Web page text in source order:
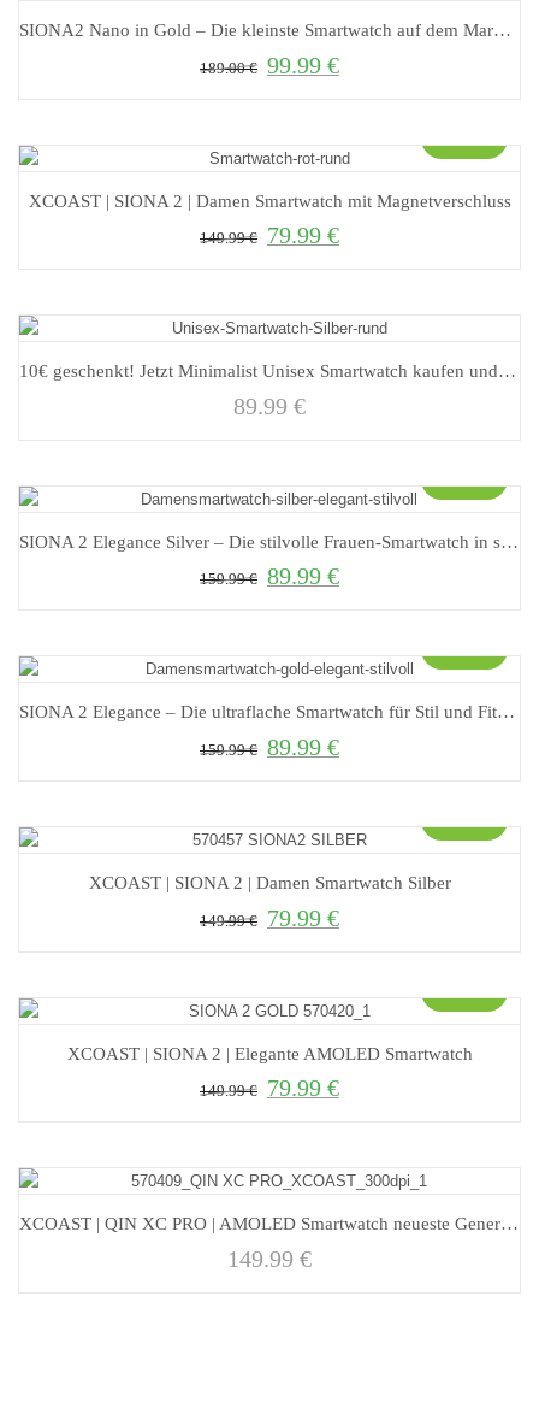
SIONA2 Nano in Gold – Die kleinste Smartwatch auf dem Markt mit analogem Look
189.00€ Ursprünglicher Preis war: 189.00 €
99.99 €Aktueller Preis ist: 99.99 €.
XCOAST | SIONA 2 | Damen Smartwatch mit Magnetverschluss
149.99€ Ursprünglicher Preis war: 149.99 €
79.99 €Aktueller Preis ist: 79.99 €.
10€ geschenkt! Jetzt Minimalist Unisex Smartwatch kaufen und direkt sparen
89.99 €
SIONA 2 Elegance Silver – Die stilvolle Frauen-Smartwatch in strahlendem Silber
159.99€ Ursprünglicher Preis war: 159.99 €
89.99 €Aktueller Preis ist: 89.99 €.
SIONA 2 Elegance – Die ultraflache Smartwatch für Stil und Fitness
159.99€ Ursprünglicher Preis war: 159.99 €
89.99 €Aktueller Preis ist: 89.99 €.
XCOAST | SIONA 2 | Damen Smartwatch Silber
149.99€ Ursprünglicher Preis war: 149.99 €
79.99 €Aktueller Preis ist: 79.99 €.
XCOAST | SIONA 2 | Elegante AMOLED Smartwatch
149.99€ Ursprünglicher Preis war: 149.99 €
79.99 €Aktueller Preis ist: 79.99 €.
XCOAST | QIN XC PRO | AMOLED Smartwatch neueste Generation
149.99 €